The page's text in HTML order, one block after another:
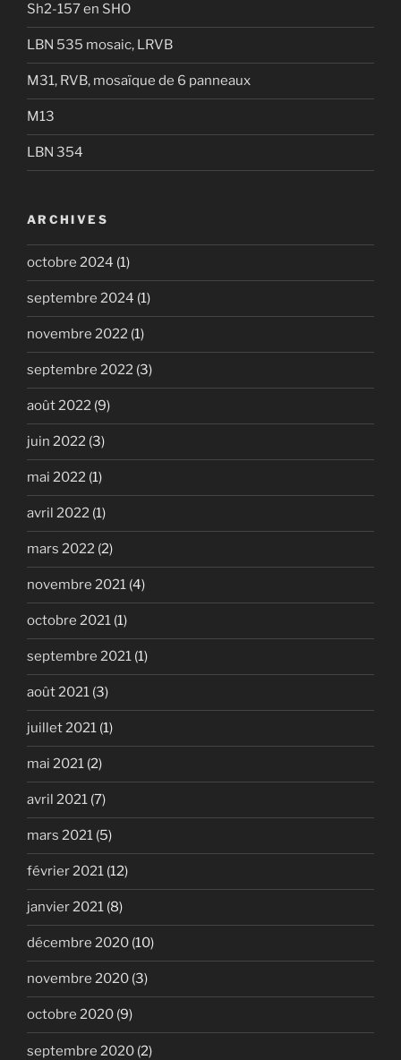
Sh2-157 en SHO
LBN 535 mosaic, LRVB
M31, RVB, mosaïque de 6 panneaux
M13
LBN 354
ARCHIVES
octobre 2024 (1)
septembre 2024 (1)
novembre 2022 (1)
septembre 2022 (3)
août 2022 (9)
juin 2022 (3)
mai 2022 (1)
avril 2022 (1)
mars 2022 (2)
novembre 2021 (4)
octobre 2021 (1)
septembre 2021 (1)
août 2021 (3)
juillet 2021 (1)
mai 2021 (2)
avril 2021 (7)
mars 2021 (5)
février 2021 (12)
janvier 2021 (8)
décembre 2020 (10)
novembre 2020 (3)
octobre 2020 (9)
septembre 2020 (2)